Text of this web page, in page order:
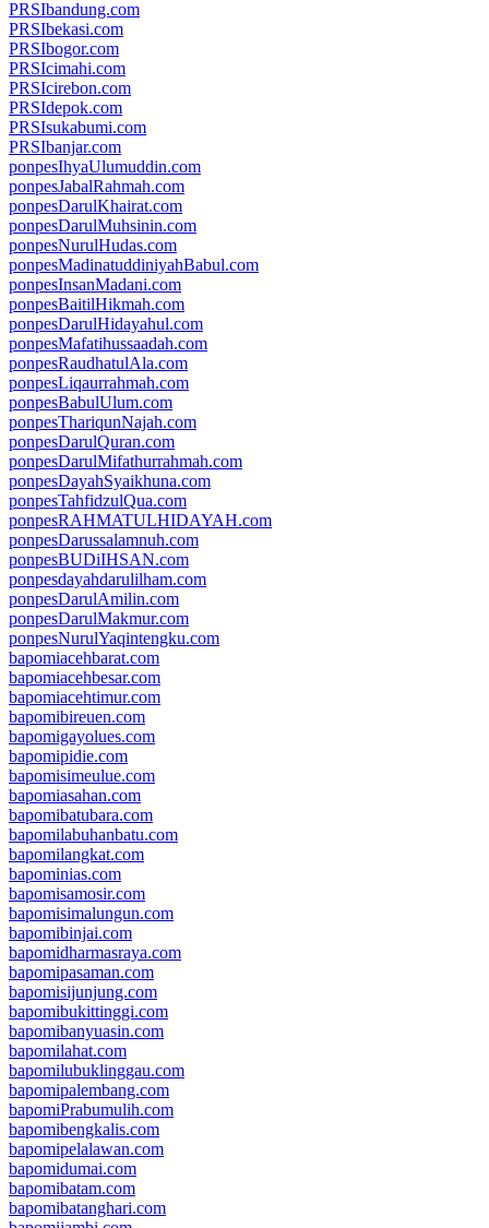
PRSIbandung.com
PRSIbekasi.com
PRSIbogor.com
PRSIcimahi.com
PRSIcirebon.com
PRSIdepok.com
PRSIsukabumi.com
PRSIbanjar.com
ponpesIhyaUlumuddin.com
ponpesJabalRahmah.com
ponpesDarulKhairat.com
ponpesDarulMuhsinin.com
ponpesNurulHudas.com
ponpesMadinatuddiniyahBabul.com
ponpesInsanMadani.com
ponpesBaitilHikmah.com
ponpesDarulHidayahul.com
ponpesMafatihussaadah.com
ponpesRaudhatulAla.com
ponpesLiqaurrahmah.com
ponpesBabulUlum.com
ponpesThariqunNajah.com
ponpesDarulQuran.com
ponpesDarulMifathurrahmah.com
ponpesDayahSyaikhuna.com
ponpesTahfidzulQua.com
ponpesRAHMATULHIDAYAH.com
ponpesDarussalamnuh.com
ponpesBUDiIHSAN.com
ponpesdayahdarulilham.com
ponpesDarulAmilin.com
ponpesDarulMakmur.com
ponpesNurulYaqintengku.com
bapomiacehbarat.com
bapomiacehbesar.com
bapomiacehtimur.com
bapomibireuen.com
bapomigayolues.com
bapomipidie.com
bapomisimeulue.com
bapomiasahan.com
bapomibatubara.com
bapomilabuhanbatu.com
bapomilangkat.com
bapominias.com
bapomisamosir.com
bapomisimalungun.com
bapomibinjai.com
bapomidharmasraya.com
bapomipasaman.com
bapomisijunjung.com
bapomibukittinggi.com
bapomibanyuasin.com
bapomilahat.com
bapomilubuklinggau.com
bapomipalembang.com
bapomiPrabumulih.com
bapomibengkalis.com
bapomipelalawan.com
bapomidumai.com
bapomibatam.com
bapomibatanghari.com